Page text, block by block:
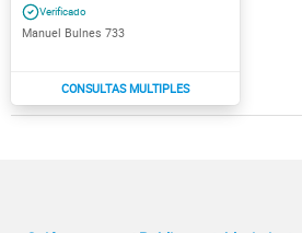
Manuel Bulnes 733